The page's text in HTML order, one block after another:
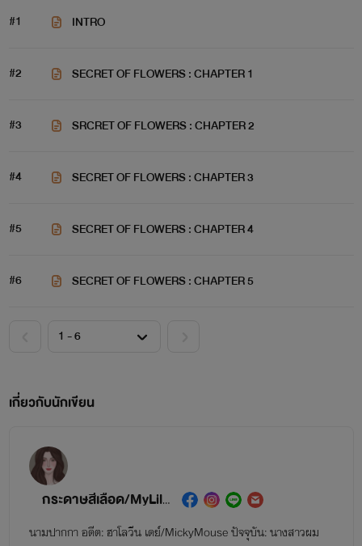
#1 INTRO
#2 SECRET OF FLOWERS : CHAPTER 1
#3 SRCRET OF FLOWERS : CHAPTER 2
#4 SECRET OF FLOWERS : CHAPTER 3
#5 SECRET OF FLOWERS : CHAPTER 4
#6 SECRET OF FLOWERS : CHAPTER 5
เกี่ยวกับนักเขียน
กระดาษสีเลือด/MyLilPaws/นางสาวผมงาม
นามปากกา อดีต: ฮาโลวีน เดย์/MickyMouse ปัจจุบัน: นางสาวผม